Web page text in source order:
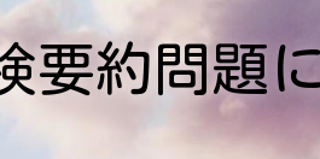
要約問題